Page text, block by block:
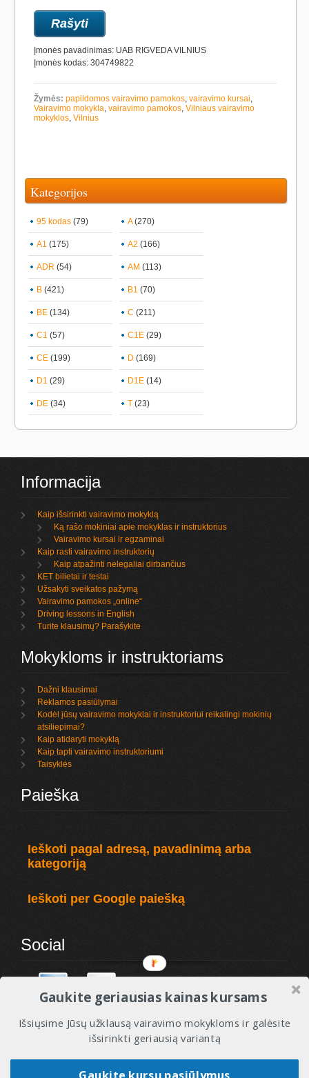
Įmonės pavadinimas: UAB RIGVEDA VILNIUS
Įmonės kodas: 304749822
Žymės: papildomos vairavimo pamokos, vairavimo kursai,
Vairavimo mokykla, vairavimo pamokos, Vilniaus vairavimo
mokyklos, Vilnius
Kategorijos
95 kodas (79) A(270)
A1 (175) A2 (166)
ADR (54) AM (113)
B (421) B1 (70)
BE (134) C (211)
C1 (57) C1E (29)
CE (199) D (169)
D1 (29) D1E (14)
DE (34) T (23)
Informacija
Kaip išsirinkti vairavimo mokyklą
Ką rašo mokiniai apie mokyklas ir instruktorius
Vairavimo kursai ir egzaminai
Kaip rasti vairavimo instruktorių
Kaip atpažinti nelegaliai dirbančius
KET bilietai ir testai
Užsakyti sveikatos pažymą
Vairavimo pamokos „online“
Driving lessons in English
Turite klausimų? Parašykite
Mokykloms ir instruktoriams
Dažni klausimai
Reklamos pasiūlymai
Kodėl jūsų vairavimo mokyklai ir instruktoriui reikalingi mokinių
atsiliepimai?
Kaip atidaryti mokyklą
Kaip tapti vairavimo instruktoriumi
Taisyklės
Paieška
Ieškoti pagal adresą, pavadinimą arba
kategoriją
Ieškoti per Google paiešką
Social
Gaukite geriausias kainas kursams
Išsiųsime Jūsų užklausą vairavimo mokykloms ir galėsite
išsirinkti geriausią variantą